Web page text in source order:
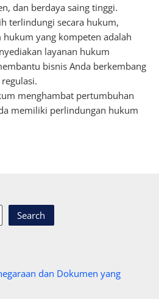
dan berdaya saing tinggi.
terlindungi secara hukum,
yang kompeten adalah
layanan hukum
bisnis Anda berkembang
menghambat pertumbuhan
memiliki perlindungan hukum
Search
dan Dokumen yang